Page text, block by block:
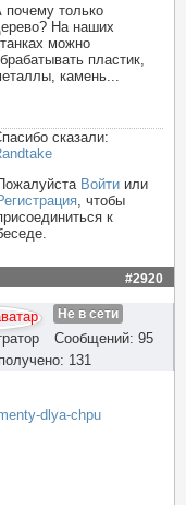
почему только
На наших
можно
пластик,
камень...
сказали:
Войти или
, чтобы
к
#2920
Не в сети
Сообщений: 95
131
dlya-chpu